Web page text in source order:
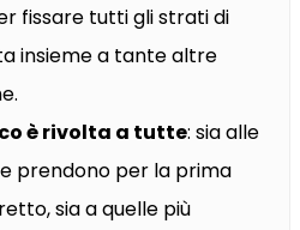
fissare tutti gli strati di
insieme a tante altre
è rivolta a tutte: sia alle
prendono per la prima
sia a quelle più